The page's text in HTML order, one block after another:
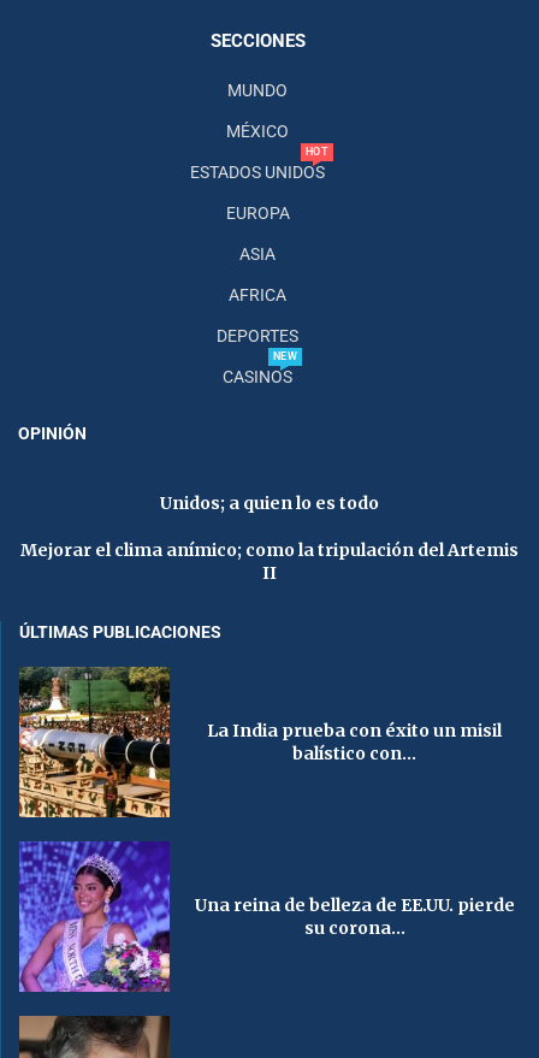
SECCIONES
MUNDO
MÉXICO
ESTADOS UNIDOS
HOT
EUROPA
ASIA
AFRICA
DEPORTES
CASINOS
NEW
OPINIÓN
Unidos; a quien lo es todo
Mejorar el clima anímico; como la tripulación del Artemis
II
ÚLTIMAS PUBLICACIONES
La India prueba con éxito un misil
balístico con...
Una reina de belleza de EE.UU. pierde
su corona...